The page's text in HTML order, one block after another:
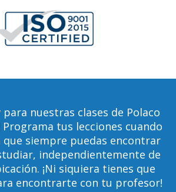
para nuestras clases de Polaco
tus lecciones cuando
que siempre puedas encontrar
independientemente de
¡Ni siquiera tienes que
encontrarte con tu profesor!